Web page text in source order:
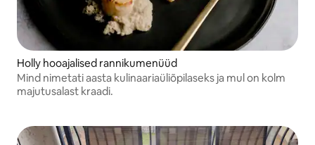
Holly hooajalised rannikumenüüd
Mind nimetati aasta kulinaariaüliõpilaseks ja mul on kolm
majutusalast kraadi.